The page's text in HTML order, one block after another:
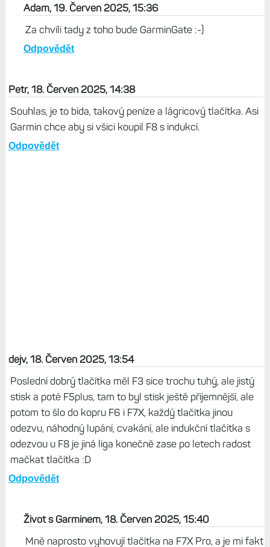
Adam, 19. Červen 2025, 15:36
Za chvíli tady z toho bude GarminGate :-)
Odpovědět
Petr, 18. Červen 2025, 14:38
Souhlas, je to bída, takový peníze a lágricový tlačítka. Asi
Garmin chce aby si všici koupil F8 s indukcí.
Odpovědět
dejv, 18. Červen 2025, 13:54
Poslední dobrý tlačítka měl F3 sice trochu tuhý, ale jistý
stisk a poté F5plus, tam to byl stisk ještě příjemnější, ale
potom to šlo do kopru F6 i F7X, každý tlačítka jinou
odezvu, náhodný lupání, cvakání, ale indukční tlačítka s
odezvou u F8 je jiná liga konečně zase po letech radost
mačkat tlačítka :D
Odpovědět
Život s Garminem, 18. Červen 2025, 15:40
Mně naprosto vyhovují tlačítka na F7X Pro, a je mi fakt